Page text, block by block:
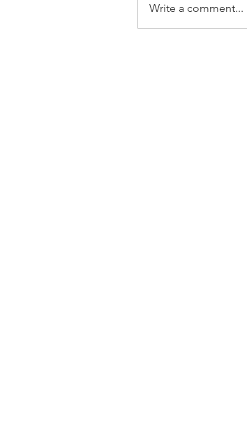
Write a comment...